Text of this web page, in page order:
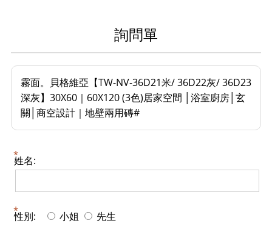
詢問單
霧面。貝格維亞【TW-NV-36D21米/ 36D22灰/ 36D23
深灰】30X60｜60X120 (3色)居家空間 │浴室廚房│玄
關│商空設計｜地壁兩用磚#
姓名:
性別: 小姐 先生